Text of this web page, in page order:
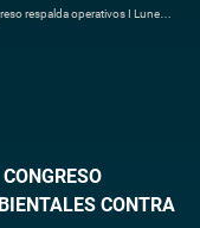
operativos I Lunes 15 de Junio del 2026
CONTRA